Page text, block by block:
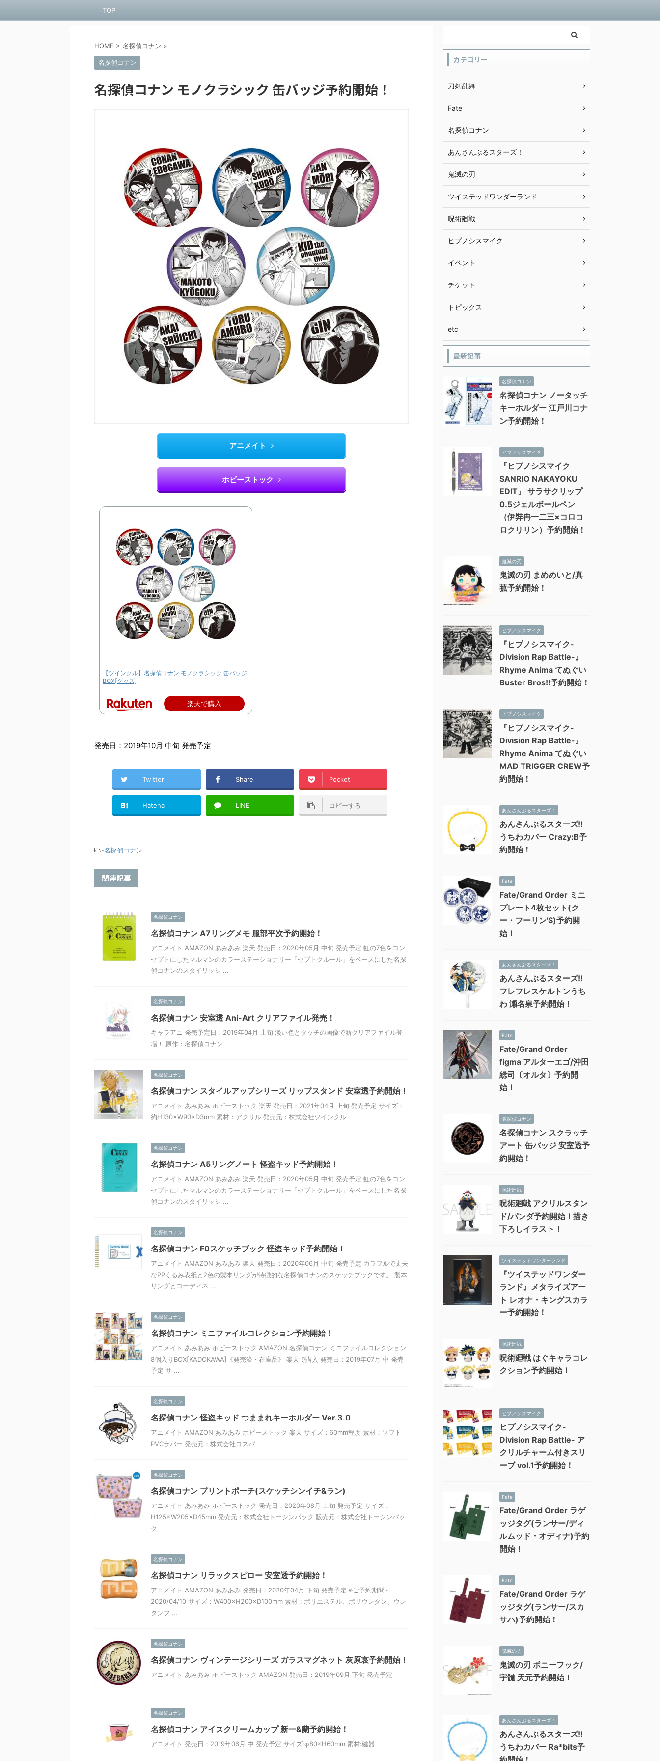
TOP
HOME > 名探偵コナン >
名探偵コナン
名探偵コナン モノクラシック 缶バッジ予約開始！
アニメイト
ホビーストック
【ツインクル】名探偵コナン モノクラシック 缶バッジ
BOX[グッズ]
楽天で購入
発売日：2019年10月 中旬 発売予定
Twitter Share Pocket
Hatena LINE コピーする
-名探偵コナン
関連記事
名探偵コナン
名探偵コナン A7リングメモ 服部平次予約開始！
アニメイト AMAZON あみあみ 楽天 発売日：2020年05月 中旬 発売予定 虹の7色をコン
セプトにしたマルマンのカラーステーショナリー「セプトクルール」をベースにした名探
偵コナンのスタイリッシ ...
名探偵コナン
名探偵コナン 安室透 Ani-Art クリアファイル発売！
キャラアニ 発売予定日：2019年04月 上旬 淡い色とタッチの画像で新クリアファイル登
場！ 原作：名探偵コナン
名探偵コナン
名探偵コナン スタイルアップシリーズ リップスタンド 安室透予約開始！
アニメイト あみあみ ホビーストック 楽天 発売日：2021年04月 上旬 発売予定 サイズ：
約H130×W90×D3mm 素材：アクリル 発売元：株式会社ツインクル
名探偵コナン
名探偵コナン A5リングノート 怪盗キッド予約開始！
アニメイト AMAZON あみあみ 楽天 発売日：2020年05月 中旬 発売予定 虹の7色をコン
セプトにしたマルマンのカラーステーショナリー「セプトクルール」をベースにした名探
偵コナンのスタイリッシ ...
名探偵コナン
名探偵コナン F0スケッチブック 怪盗キッド予約開始！
アニメイト AMAZON あみあみ 楽天 発売日：2020年06月 中旬 発売予定 カラフルで丈夫
なPPくるみ表紙と2色の製本リングが特徴的な名探偵コナンのスケッチブックです。 製本
リングとコーディネ ...
名探偵コナン
名探偵コナン ミニファイルコレクション予約開始！
アニメイト あみあみ ホビーストック AMAZON 名探偵コナン ミニファイルコレクション
8個入りBOX[KADOKAWA]《発売済・在庫品》 楽天で購入 発売日：2019年07月 中 発売
予定 サ ...
名探偵コナン
名探偵コナン 怪盗キッド つままれキーホルダー Ver.3.0
アニメイト AMAZON あみあみ ホビーストック 楽天 サイズ：60mm程度 素材：ソフト
PVCラバー 発売元：株式会社コスパ
名探偵コナン
名探偵コナン プリントポーチ(スケッチシンイチ&ラン)
アニメイト あみあみ ホビーストック 発売日：2020年08月 上旬 発売予定 サイズ：
H125×W205×D45mm 発売元：株式会社トーシンパック 販売元：株式会社トーシンパッ
ク
名探偵コナン
名探偵コナン リラックスピロー 安室透予約開始！
アニメイト AMAZON あみあみ 発売日：2020年04月 下旬 発売予定 ※ご予約期間～
2020/04/10 サイズ：W400×H200×D100mm 素材：ポリエステル、ポリウレタン、ウレ
タンフ ...
名探偵コナン
名探偵コナン ヴィンテージシリーズ ガラスマグネット 灰原哀予約開始！
アニメイト あみあみ ホビーストック AMAZON 発売日：2019年09月 下旬 発売予定
名探偵コナン
名探偵コナン アイスクリームカップ 新一&蘭予約開始！
アニメイト 発売日：2019年06月 中 発売予定 サイズ:φ80×H60mm 素材:磁器
カテゴリー
刀剣乱舞
Fate
名探偵コナン
あんさんぶるスターズ！
鬼滅の刃
ツイステッドワンダーランド
呪術廻戦
ヒプノシスマイク
イベント
チケット
トピックス
etc
最新記事
名探偵コナン
名探偵コナン ノータッチ
キーホルダー 江戸川コナ
ン予約開始！
ヒプノシスマイク
『ヒプノシスマイク
SANRIO NAKAYOKU
EDIT』 サラサクリップ
0.5ジェルボールペン
（伊弉冉一二三×コロコ
ロクリリン）予約開始！
鬼滅の刃
鬼滅の刃 まめめいと/真
菰予約開始！
ヒプノシスマイク
『ヒプノシスマイク-
Division Rap Battle-』
Rhyme Anima てぬぐい
Buster Bros!!予約開始！
ヒプノシスマイク
『ヒプノシスマイク-
Division Rap Battle-』
Rhyme Anima てぬぐい
MAD TRIGGER CREW予
約開始！
あんさんぶるスターズ！
あんさんぶるスターズ!!
うちわカバー Crazy:B予
約開始！
Fate
Fate/Grand Order ミニ
プレート4枚セット(ク
ー・フーリン'S)予約開
始！
あんさんぶるスターズ！
あんさんぶるスターズ!!
フレフレスケルトンうち
わ 瀬名泉予約開始！
Fate
Fate/Grand Order
figma アルターエゴ/沖田
総司〔オルタ〕予約開
始！
名探偵コナン
名探偵コナン スクラッチ
アート 缶バッジ 安室透予
約開始！
呪術廻戦
呪術廻戦 アクリルスタン
ド/パンダ予約開始！描き
下ろしイラスト！
ツイステッドワンダーランド
『ツイステッドワンダー
ランド』メタライズアー
ト レオナ・キングスカラ
ー予約開始！
呪術廻戦
呪術廻戦 はぐキャラコレ
クション予約開始！
ヒプノシスマイク
ヒプノシスマイク-
Division Rap Battle- ア
クリルチャーム付きスリ
ーブ vol.1予約開始！
Fate
Fate/Grand Order ラゲ
ッジタグ(ランサー/ディ
ルムッド・オディナ)予約
開始！
Fate
Fate/Grand Order ラゲ
ッジタグ(ランサー/スカ
サハ)予約開始！
鬼滅の刃
鬼滅の刃 ポニーフック/
宇髄 天元予約開始！
あんさんぶるスターズ！
あんさんぶるスターズ!!
うちわカバー Ra*bits予